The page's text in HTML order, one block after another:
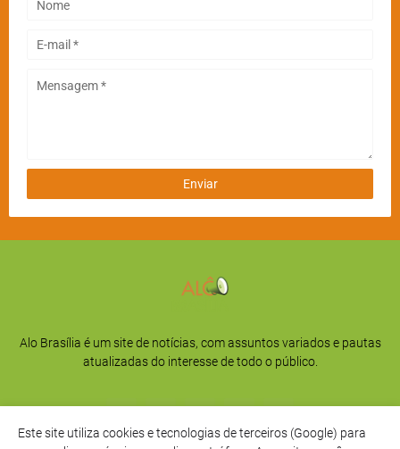
Alo Brasília é um site de notícias, com assuntos variados e pautas
atualizadas do interesse de todo o público.
Este site utiliza cookies e tecnologias de terceiros (Google) para